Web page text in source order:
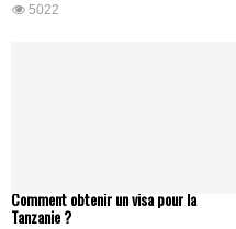
5022
Comment obtenir un visa pour la
Tanzanie ?